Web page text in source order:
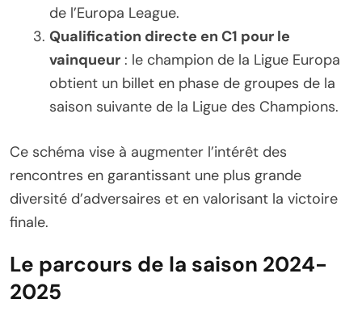
de l’Europa League.
Qualification directe en C1 pour le
vainqueur : le champion de la Ligue Europa
obtient un billet en phase de groupes de la
saison suivante de la Ligue des Champions.
Ce schéma vise à augmenter l’intérêt des
rencontres en garantissant une plus grande
diversité d’adversaires et en valorisant la victoire
finale.
Le parcours de la saison 2024-
2025